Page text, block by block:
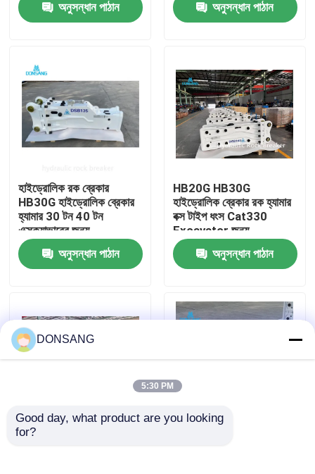
বাড়ি
পণ্য
আমাদের সম্পর্কে
কারখানা ভ্রমণ
যোগাযোগ করুন
হাইড্রোলিক রক ব্রেকার
অনুসন্ধান পাঠান
অনুসন্ধান পাঠান
হাইড্রোলিক রক ব্রেকার
HB30G হাইড্রোলিক ব্রেকার
হ্যামার 30 টন 40 টন
এক্সক্যাভারের জন্য
অনুসন্ধান পাঠান
HB20G HB30G
হাইড্রোলিক ব্রেকার রক হ্যামার
বক্স টাইপ ধংস Cat330
Excavator জন্য
অনুসন্ধান পাঠান
সিজেল 165 মিমি প্রশস্ত
DONSANG
5:30 PM
Good day, what product are you looking
for?